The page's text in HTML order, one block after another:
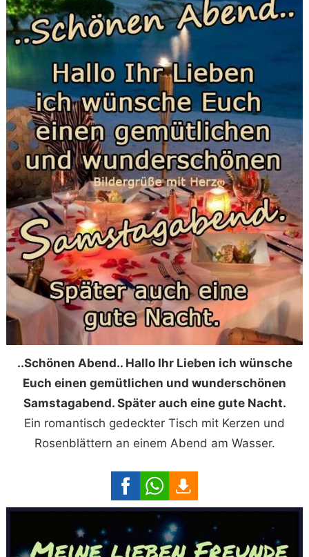
..Schönen Abend.. Hallo Ihr Lieben ich wünsche
Euch einen gemütlichen und wunderschönen
Samstagabend. Später auch eine gute Nacht.
Ein romantisch gedeckter Tisch mit Kerzen und
Rosenblättern an einem Abend am Wasser.